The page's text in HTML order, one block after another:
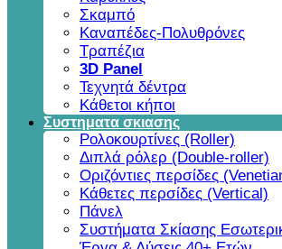
Σκαμπό
Καναπέδες-Πολυθρόνες
Τραπέζια
3D Panel
Τεχνητά δέντρα
Κάθετοι κήποι
Συστηματα σκιασης
Ρολοκουρτίνες (Roller)
Διπλά ρόλερ (Double-roller)
Οριζόντιες περσίδες
Κάθετες περσίδες (Vertical)
Πάνελ
Συστήματα Σκίασης